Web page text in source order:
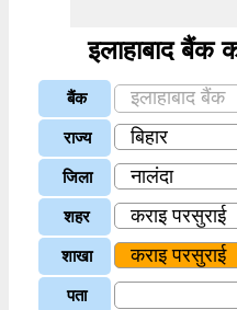
इलाहाबाद बैंक
बैंक
राज्य
जिला
शहर
शाखा
पता